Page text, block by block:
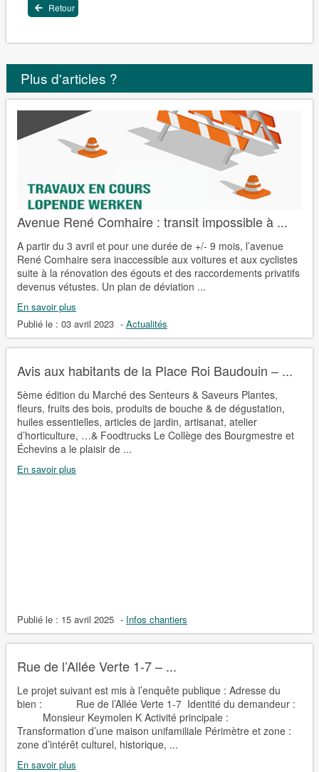
Retour
Plus d'articles ?
Avenue René Comhaire : transit impossible à ...
A partir du 3 avril et pour une durée de +/- 9 mois, l’avenue
René Comhaire sera inaccessible aux voitures et aux cyclistes
suite à la rénovation des égouts et des raccordements privatifs
devenus vétustes. Un plan de déviation ...
En savoir plus
Publié le : 03 avril 2023 - Actualités
Avis aux habitants de la Place Roi Baudouin – ...
5ème édition du Marché des Senteurs & Saveurs Plantes,
fleurs, fruits des bois, produits de bouche & de dégustation,
huiles essentielles, articles de jardin, artisanat, atelier
d’horticulture, …& Foodtrucks Le Collège des Bourgmestre et
Échevins a le plaisir de ...
En savoir plus
Publié le : 15 avril 2025 - Infos chantiers
Rue de l’Allée Verte 1-7 – ...
Le projet suivant est mis à l’enquête publique : Adresse du
bien : Rue de l’Allée Verte 1-7 Identité du demandeur :
Monsieur Keymolen K Activité principale :
Transformation d’une maison unifamiliale Périmètre et zone :
zone d’intérêt culturel, historique, ...
En savoir plus